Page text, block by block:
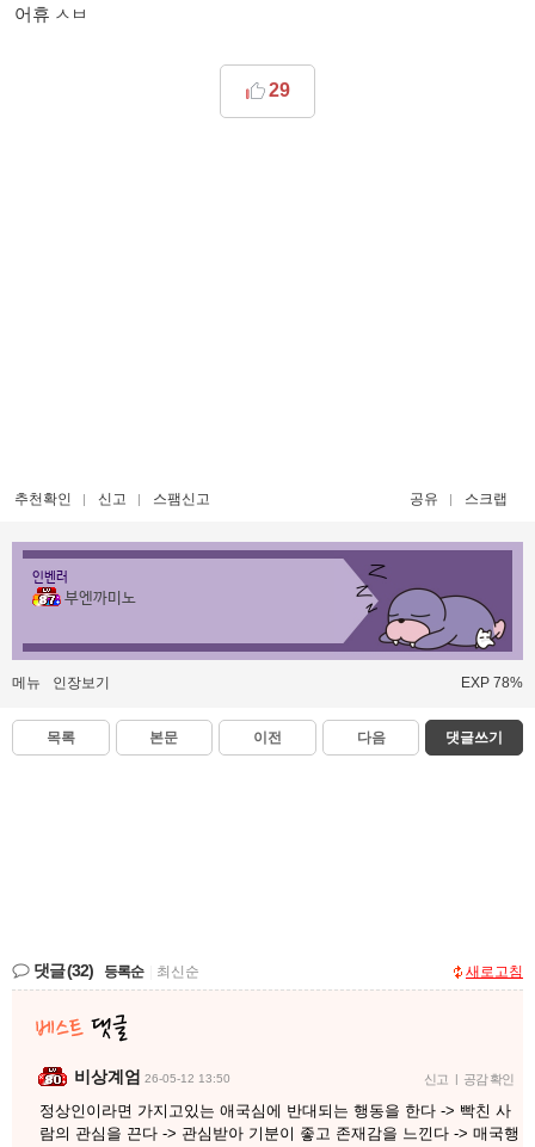
어휴 ㅅㅂ
29
추천확인 신고 스팸신고 공유 스크랩
인벤러
부엔까미노
메뉴 인장보기 EXP 78%
목록 본문 이전 다음 댓글쓰기
댓글(32) 등록순 최신순 새로고침
비상계엄 26-05-12 13:50 신고 | 공감 확인
정상인이라면 가지고있는 애국심에 반대되는 행동을 한다 -> 빡친 사
람의 관심을 끈다 -> 관심받아 기분이 좋고 존재감을 느낀다 -> 매국행